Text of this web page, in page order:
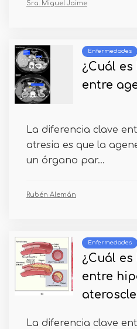
Sra. Miguel Jaime
Enfermedades
¿Cuál
entre
La diferencia clave
atresia es que la
un órgano par...
Rubén Alemán
Enfermedades
¿Cuál
entre
La diferencia clave